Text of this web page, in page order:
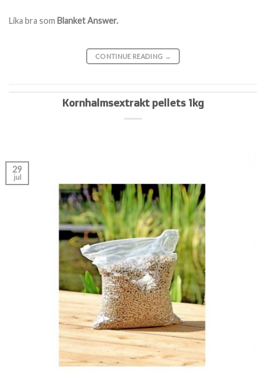
Lika bra som Blanket Answer.
CONTINUE READING →
Kornhalmsextrakt pellets 1kg
29
jul